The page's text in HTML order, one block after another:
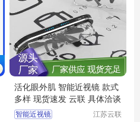
活化眼外肌 智能近视镜 款式
多样 现货速发 云联 具体洽谈
智能近视镜
江苏云联